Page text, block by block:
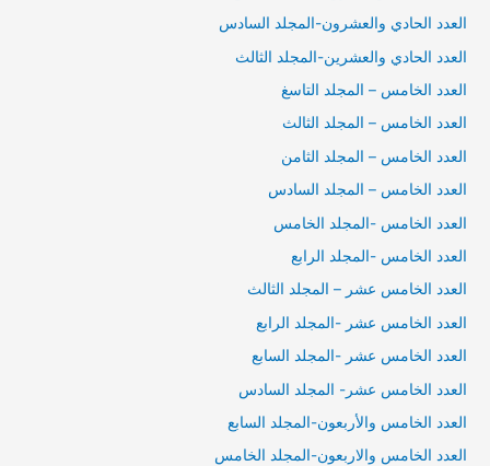
العدد الحادي والعشرون-المجلد السادس
العدد الحادي والعشرين-المجلد الثالث
العدد الخامس – المجلد التاسغ
العدد الخامس – المجلد الثالث
العدد الخامس – المجلد الثامن
العدد الخامس – المجلد السادس
العدد الخامس -المجلد الخامس
العدد الخامس -المجلد الرابع
العدد الخامس عشر – المجلد الثالث
العدد الخامس عشر -المجلد الرابع
العدد الخامس عشر -المجلد السابع
العدد الخامس عشر- المجلد السادس
العدد الخامس والأربعون-المجلد السابع
العدد الخامس والاربعون-المجلد الخامس